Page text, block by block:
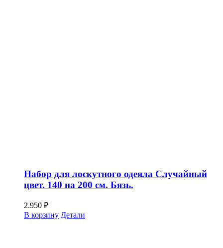
Набор для лоскутного одеяла Случайный
цвет. 140 на 200 см. Бязь.
2.950 ₽
В корзину Детали